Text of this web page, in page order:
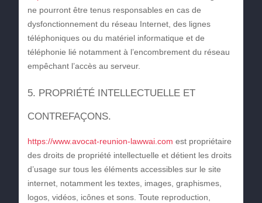
ne pourront être tenus responsables en cas de
dysfonctionnement du réseau Internet, des lignes
téléphoniques ou du matériel informatique et de
téléphonie lié notamment à l’encombrement du réseau
empêchant l’accès au serveur.
5. PROPRIÉTÉ INTELLECTUELLE ET
CONTREFAÇONS.
https://www.avocat-reunion-lawwai.com est propriétaire
des droits de propriété intellectuelle et détient les droits
d’usage sur tous les éléments accessibles sur le site
internet, notamment les textes, images, graphismes,
logos, vidéos, icônes et sons. Toute reproduction,